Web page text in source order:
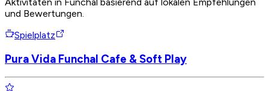
und Bewertungen.
Spielplatz
Pura Vida Funchal Cafe & Soft Play